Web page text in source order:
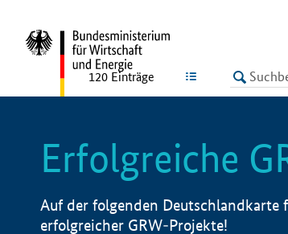
LISTE
120 Einträge
Erfolgreiche
Auf der folgenden Deutschlandkarte
erfolgreicher GRW-Projekte!